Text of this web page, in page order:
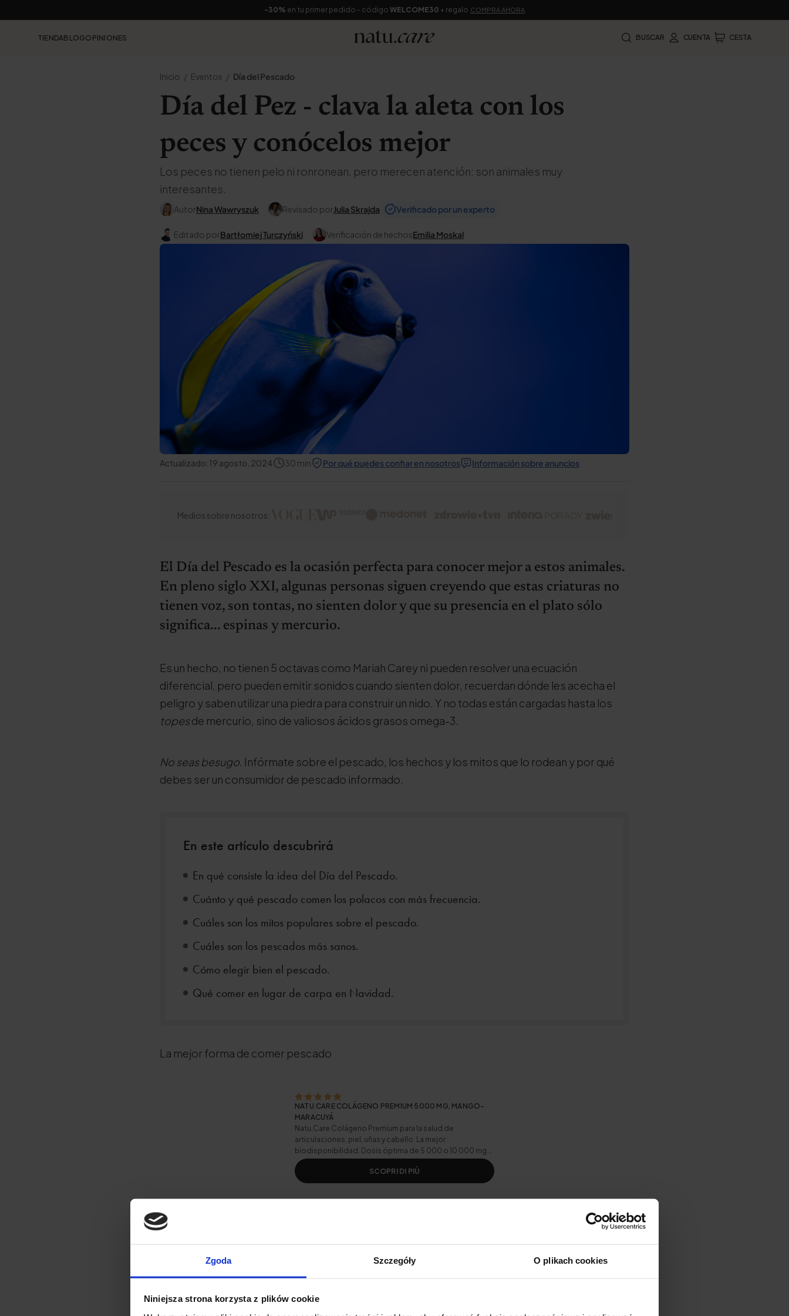
Zgoda Szczegóły O plikach cookies
Niniejsza strona korzysta z plików cookie
-30% en tu primer pedido - código WELCOME30 + regalo COMPRA AHORA
TIENDABLOGOPINIONES BUSCAR CUENTA CESTA
Inicio Eventos Día del Pescado
Día del Pez - clava la aleta con los
peces y conócelos mejor
Los peces no tienen pelo ni ronronean, pero merecen atención: son animales muy
interesantes.
AutorNina Wawryszuk Revisado porJulia Skrajda Verificado por un experto
Editado porBartłomiej Turczyński Verificación de hechosEmilia Moskal
Actualizado:19 agosto, 2024 30 min Por qué puedes confiar en nosotros Información sobre anuncios
Medios sobre nosotros:
El Día del Pescado es la ocasión perfecta para conocer mejor a estos animales.
En pleno siglo XXI, algunas personas siguen creyendo que estas criaturas no
tienen voz, son tontas, no sienten dolor y que su presencia en el plato sólo
significa... espinas y mercurio.
Es un hecho, no tienen 5 octavas como Mariah Carey ni pueden resolver una ecuación
diferencial, pero pueden emitir sonidos cuando sienten dolor, recuerdan dónde les acecha el
peligro y saben utilizar una piedra para construir un nido. Y no todas están cargadas hasta los
topesde mercurio, sino de valiosos ácidos grasos omega-3.
No seas besugo. Infórmate sobre el pescado, los hechos y los mitos que lo rodean y por qué
debes ser un consumidor de pescado informado.
En este artículo descubrirá
En qué consiste la idea del Día del Pescado.
Cuánto y qué pescado comen los polacos con más frecuencia.
Cuáles son los mitos populares sobre el pescado.
Cuáles son los pescados más sanos.
Cómo elegir bien el pescado.
Qué comer en lugar de carpa en Navidad.
La mejor forma de comer pescado
NATU.CARE COLÁGENO PREMIUM 5000 MG, MANGO-
MARACUYÁ
Natu.Care Colágeno Premium para la salud de
articulaciones, piel, uñas y cabello. La mejor
biodisponibilidad. Dosis óptima de 5 000 o 10 000 mg.
Analizado por un laboratorio independiente.
SCOPRI DI PIÙ
Véase también:
Día del Aire Limpio
La salud pulmonar tras la pandemia